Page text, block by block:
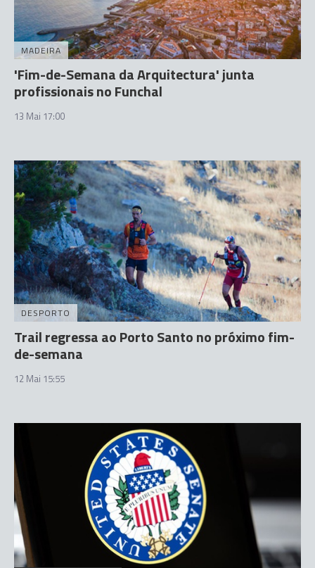
MADEIRA
'Fim-de-Semana da Arquitectura' junta
profissionais no Funchal
13 Mai 17:00
DESPORTO
Trail regressa ao Porto Santo no próximo fim-
de-semana
12 Mai 15:55